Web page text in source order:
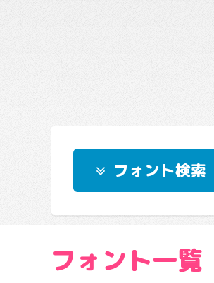
フォント検索
フォント一覧